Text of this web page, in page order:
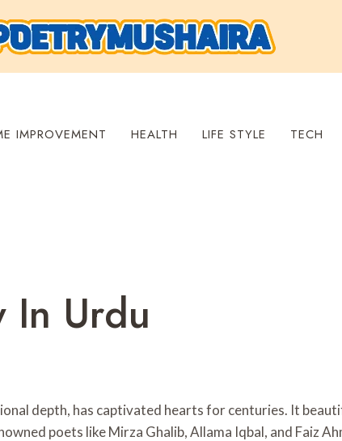
IMPROVEMENT HEALTH LIFE STYLE TECH
In Urdu
depth, has captivated hearts for centuries. It
poets like Mirza Ghalib, Allama Iqbal, and Faiz